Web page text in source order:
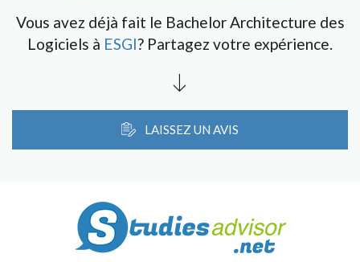
Vous avez déjà fait le Bachelor Architecture des
Logiciels à ESGI? Partagez votre expérience.
LAISSEZ UN AVIS